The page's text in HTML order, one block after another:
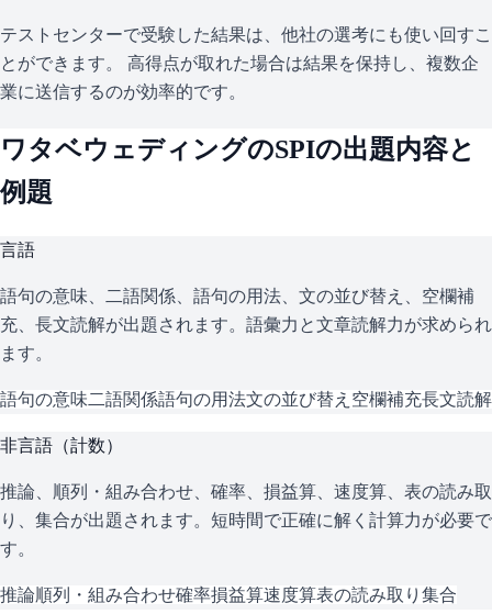
テストセンターで受験した結果は、他社の選考にも使い回すこ
とができます。 高得点が取れた場合は結果を保持し、複数企
業に送信するのが効率的です。
ワタベウェディングのSPIの出題内容と
例題
言語
語句の意味、二語関係、語句の用法、文の並び替え、空欄補
充、長文読解が出題されます。語彙力と文章読解力が求められ
ます。
語句の意味二語関係語句の用法文の並び替え 空欄補充長文読解
非言語（計数）
推論、順列・組み合わせ、確率、損益算、速度算、表の読み取
り、集合が出題されます。短時間で正確に解く計算力が必要で
す。
推論順列・組み合わせ確率損益算速度算表の読み取り 集合